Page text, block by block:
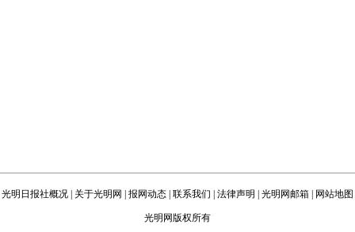
光明日报社概况 关于光明网 报网动态 联系我们 法律声明 光明网邮箱 网站地图
光明网版权所有